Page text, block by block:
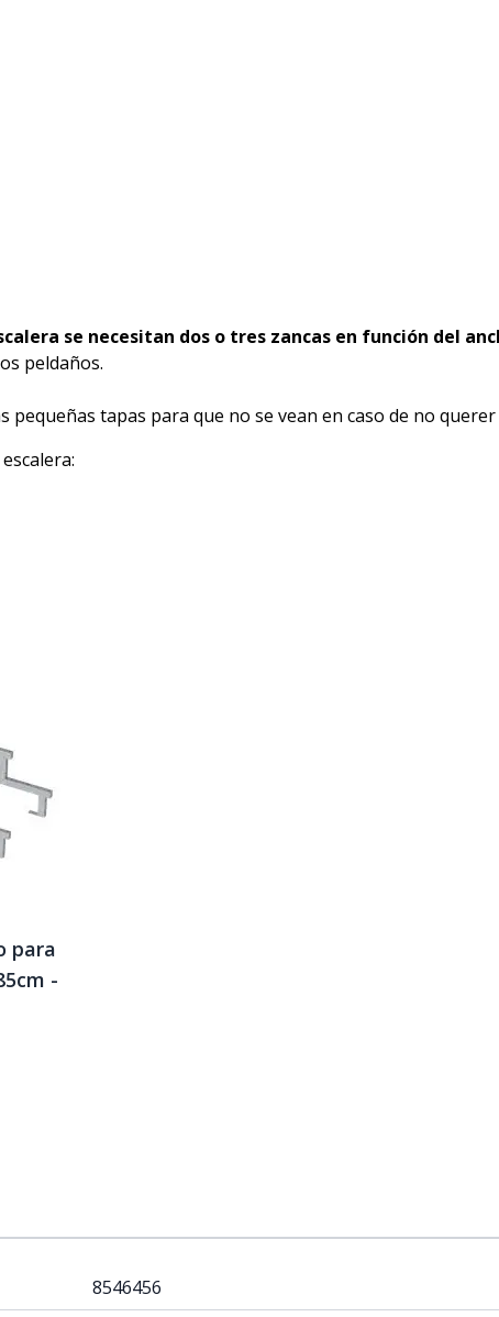
se necesitan dos o tres zancas en función del
peldaños.
tapas para que no se vean en caso de no
para
-
8546456